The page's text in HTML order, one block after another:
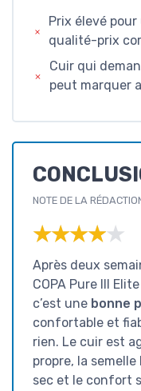
Prix élevé
qualité-prix
Cuir qui
peut marquer
NOTE DE LA
★★★★★
★★★★★
Après deux
COPA Pure III
c’est une bonne
confortable et
rien. Le cuir est
propre, la
sec et le confort